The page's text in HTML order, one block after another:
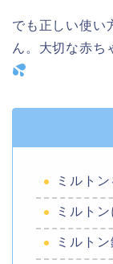
でも正しい使い
ん。大切な赤ち
ミルト
ミルト
ミルト